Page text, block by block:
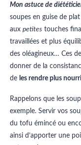
Mon astuce de
soupes en guise de
aux petites touches
travaillées et plus
des oléagineux… Ces
donner de la
de les rendre plus
Rappelons que les
exemple. Servir vos
du tofu émincé ou
ainsi d’apporter une